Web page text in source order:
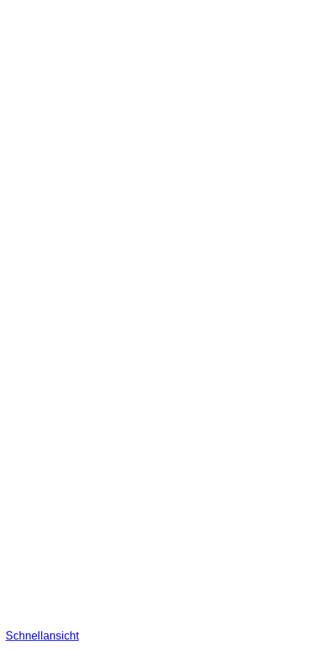
Schnellansicht